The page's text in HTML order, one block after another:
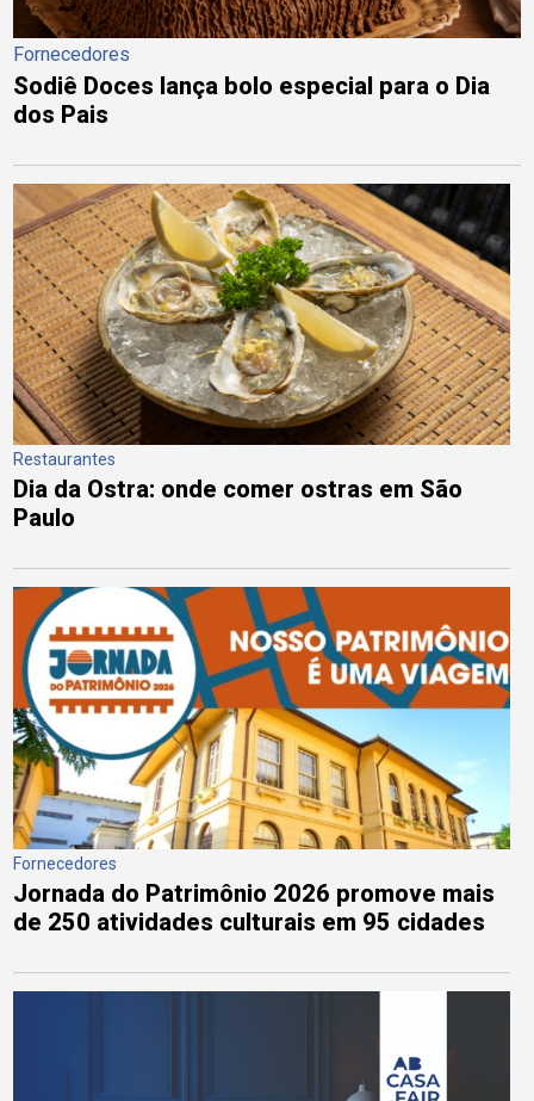
Fornecedores
Sodiê Doces lança bolo especial para o Dia
dos Pais
Restaurantes
Dia da Ostra: onde comer ostras em São
Paulo
Fornecedores
Jornada do Patrimônio 2026 promove mais
de 250 atividades culturais em 95 cidades